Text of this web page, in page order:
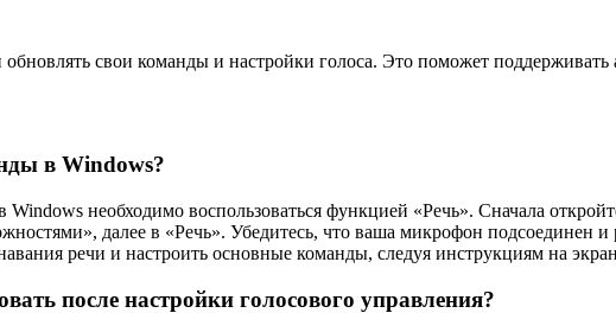
свои команды и настройки голоса. Это поможет поддерживать
в Windows?
необходимо воспользоваться функцией «Речь». Сначала
далее в «Речь». Убедитесь, что ваша микрофон подсоединен и
речи и настроить основные команды, следуя инструкциям на
после настройки голосового управления?